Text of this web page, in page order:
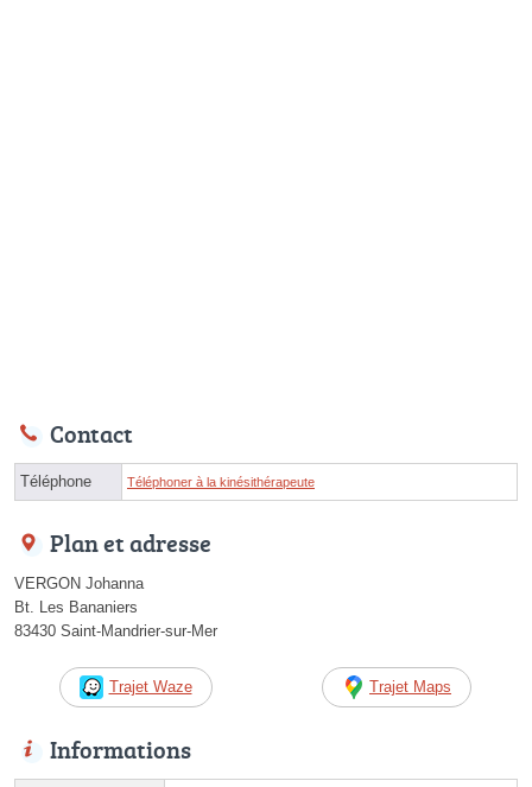
Contact
Téléphone Téléphoner à la kinésithérapeute
Plan et adresse
VERGON Johanna
Bt. Les Bananiers
83430 Saint-Mandrier-sur-Mer
Trajet Waze Trajet Maps
Informations